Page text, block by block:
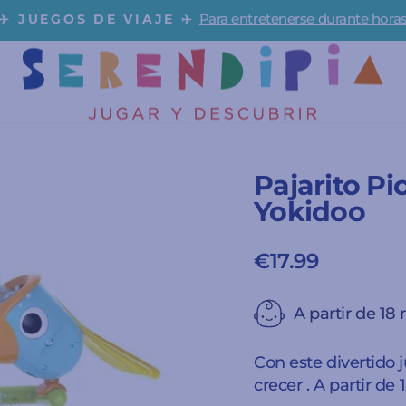
diapositivas
pausa
✈️ JUEGOS DE VIAJE ✈️ Para entretenerse durante
Pajarito
Yokidoo
€17.99
A partir de 18
Con este divertido
crecer . A partir de